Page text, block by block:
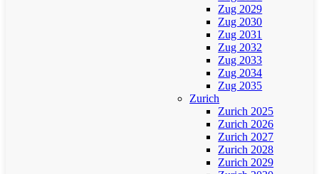
Zug 2029
Zug 2030
Zug 2031
Zug 2032
Zug 2033
Zug 2034
Zug 2035
Zurich
Zurich 2025
Zurich 2026
Zurich 2027
Zurich 2028
Zurich 2029